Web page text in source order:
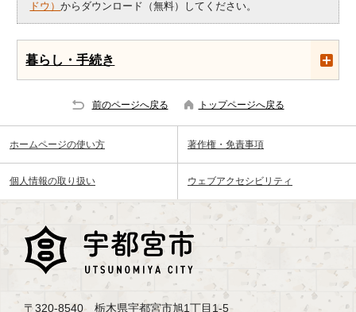
ドウ）からダウンロード（無料）してください。
暮らし・手続き
前のページへ戻る トップページへ戻る
ホームページの使い方 著作権・免責事項
個人情報の取り扱い ウェブアクセシビリティ
〒320-8540 栃木県宇都宮市旭1丁目1-5